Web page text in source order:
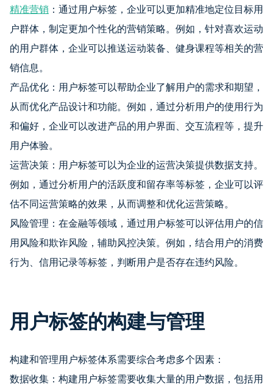
精准营销 ：通过用户标签，企业可以更加精准地定位目标用
户群体，制定更加个性化的营销策略。例如，针对喜欢运动
的用户群体，企业可以推送运动装备、健身课程等相关的营
销信息。
产品优化：用户标签可以帮助企业了解用户的需求和期望，
从而优化产品设计和功能。例如，通过分析用户的使用行为
和偏好，企业可以改进产品的用户界面、交互流程等，提升
用户体验。
运营决策：用户标签可以为企业的运营决策提供数据支持。
例如，通过分析用户的活跃度和留存率等标签，企业可以评
估不同运营策略的效果，从而调整和优化运营策略。
风险管理：在金融等领域，通过用户标签可以评估用户的信
用风险和欺诈风险，辅助风控决策。例如，结合用户的消费
行为、信用记录等标签，判断用户是否存在违约风险。
用户标签的构建与管理
构建和管理用户标签体系需要综合考虑多个因素：
数据收集：构建用户标签需要收集大量的用户数据，包括用